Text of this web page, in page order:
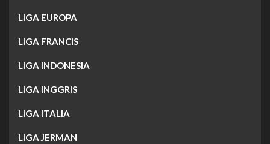
LIGA EUROPA
LIGA FRANCIS
LIGA INDONESIA
LIGA INGGRIS
LIGA ITALIA
LIGA JERMAN